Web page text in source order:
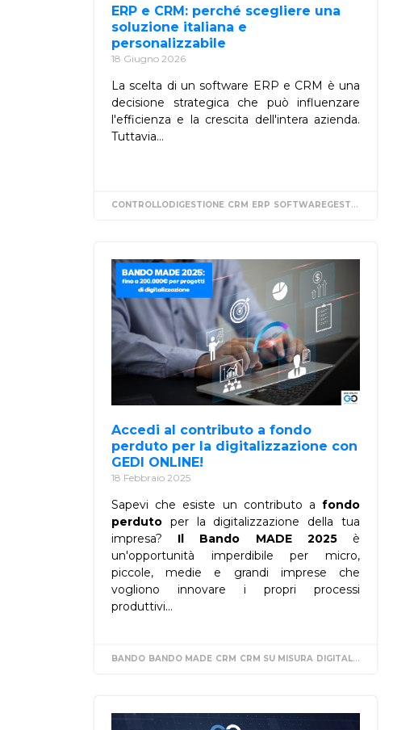
ERP e CRM: perché scegliere una
soluzione italiana e
personalizzabile
18 Giugno 2026
La scelta di un software ERP e CRM è una
decisione strategica che può influenzare
l'efficienza e la crescita dell'intera azienda.
Tuttavia...
CONTROLLODIGESTIONE CRM ERP SOFTWAREGESTIONALE
Accedi al contributo a fondo
perduto per la digitalizzazione con
GEDI ONLINE!
18 Febbraio 2025
Sapevi che esiste un contributo a fondo
perduto per la digitalizzazione della tua
impresa? Il Bando MADE 2025è
un'opportunità imperdibile per micro,
piccole, medie e grandi imprese che
vogliono innovare i propri processi
produttivi...
BANDO BANDO MADE CRM CRM SU MISURA DIGITALIZZAZIONE